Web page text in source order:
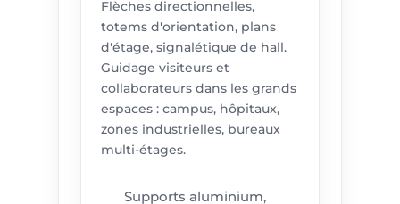
Flèches directionnelles,
totems d'orientation, plans
d'étage, signalétique de hall.
Guidage visiteurs et
collaborateurs dans les grands
espaces : campus, hôpitaux,
zones industrielles, bureaux
multi-étages.
Supports aluminium,